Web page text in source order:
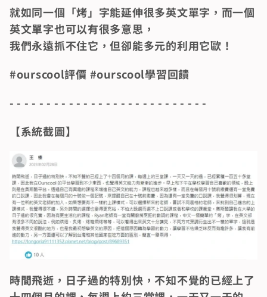
就如同一個「烤」字能延伸很多英文單字，而一個
英文單字也可以有很多意思，
我們永遠抓不住它，但卻能多元的利用它歐！
#ourscool評價 #ourscool學習回饋
- - - - - - - - - - - - - - - - - - - - - - - - - - -
【系統截圖】
時間飛逝，日子過的特別快，不知不覺的已經上了